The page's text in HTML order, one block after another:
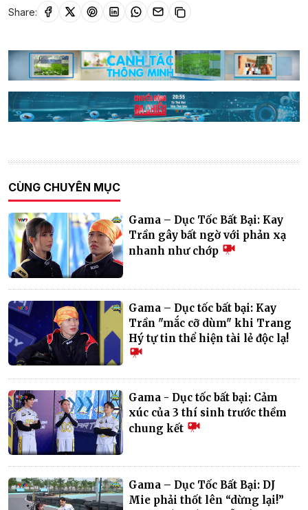
Share:
CÙNG CHUYÊN MỤC
Gama – Dục Tốc Bất Bại: Kay
Trần gây bất ngờ với phản xạ
nhanh như chớp
Gama – Dục tốc bất bại: Kay
Trần "mắc cỡ dùm" khi Trang
Hý tự tin thể hiện tài lẻ độc lạ!
Gama - Dục tốc bất bại: Cảm
xúc của 3 thí sinh trước thềm
chung kết
Gama – Dục Tốc Bất Bại: DJ
Mie phải thốt lên “dừng lại!”